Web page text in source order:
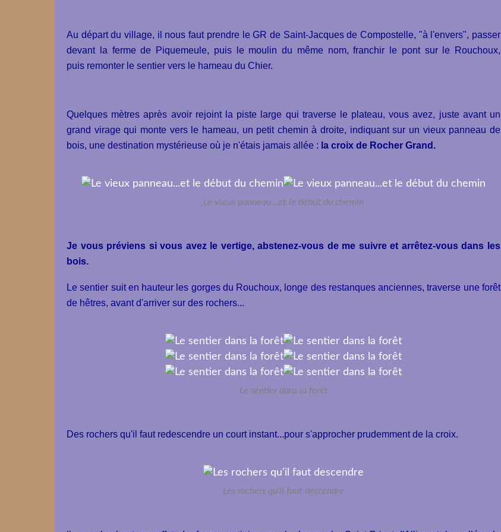
Au départ du village, il nous faut prendre le GR de Saint-Jacques de Compostelle, "à l'envers", passer
devant la ferme de Piquemeule, puis le moulin du même nom, franchir le pont sur le Rouchoux,
puis remonter le sentier vers le hameau du Chier.
Quelques mètres après avoir rejoint la piste large qui traverse le plateau, vous avez, juste avant un
grand virage qui monte vers le hameau, un petit chemin à droite, indiquant sur un vieux panneau de
bois, une destination mystérieuse où je n'étais jamais allée : la croix de Rocher Grand.
Le vieux panneau...et le début du chemin
Je vous préviens si vous avez le vertige, abstenez-vous de me suivre et arrêtez-vous dans les
bois.
Le sentier suit en hauteur les gorges du Rouchoux, longe des restanques anciennes, traverse une forêt
de hêtres, avant d'arriver sur des rochers...
Le sentier dans la forêt
Des rochers qu'il faut redescendre un court instant...pour s'approcher prudemment de la croix.
Les rochers qu'il faut descendre